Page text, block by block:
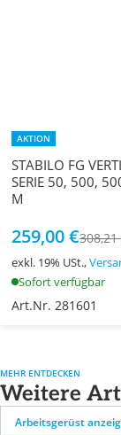
AKTION
STABILO FG
SERIE 50, 500,
M
259,00 €308,21
exkl. 19% USt.,
Sofort verfügbar
Art.Nr. 281601
MEHR ENTDECKEN
Weitere
Arbeitsgerüst